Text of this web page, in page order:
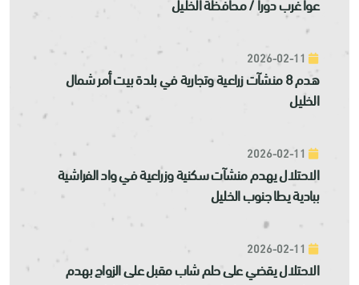
هدم 8 منشآت زراعية وتجارية في بلدة بيت أمر شمال
الخليل
الاحتلال يهدم منشآت سكنية وزراعية في واد الفراشية
ببادية يطا جنوب الخليل
الاحتلال يقضي على حلم شاب مقبل على الزواج بهدم